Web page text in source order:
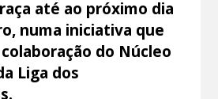
até ao próximo dia
numa iniciativa que
do Núcleo
Liga dos